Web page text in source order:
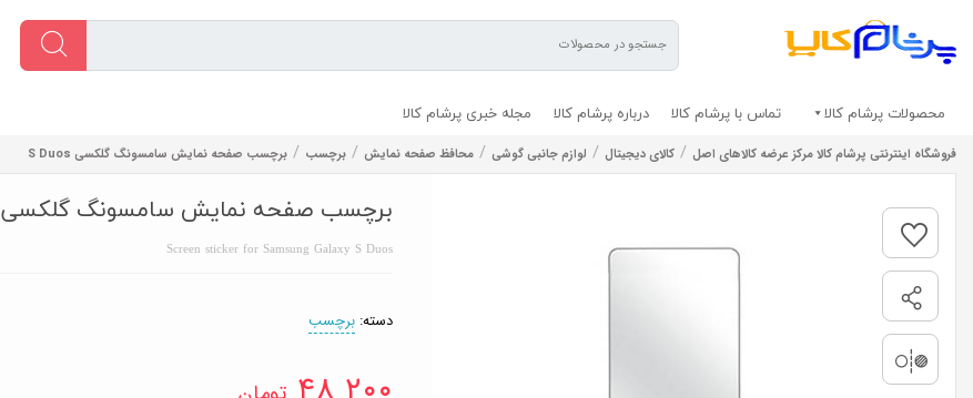
محصولات پرشام کالا تماس با پرشام کالا درباره پرشام کالا مجله خبری پرشام کالا
فروشگاه اینترنتی پرشام کالا مرکز عرضه کالاهای اصل / کالای دیجیتال / لوازم جانبی گوشی / محافظ صفحه نمایش / برچسب / برچسب صفحه نمایش سامسونگ گلکسی S Duos
برچسب صفحه نمایش سامسونگ گلکسی S Duos
Screen sticker for Samsung Galaxy S Duos
دسته:برچسب